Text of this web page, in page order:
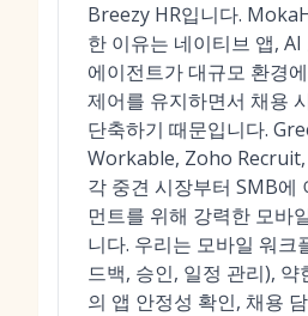
Breezy HR입니다.
한 이유는 네이티브 앱,
에이전트가 대규모 환경
제어를 유지하면서 채용
단축하기 때문입니다.
Workable, Zoho
각 중견 시장부터 SMB에
먼트를 위해 강력한 모바
니다. 우리는 모바일 워크
드백, 승인, 일정 관리), 약
의 앱 안정성 확인, 채용